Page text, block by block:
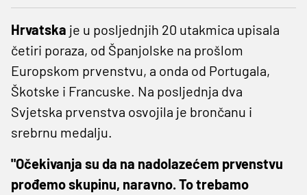
Hrvatska je u posljednjih 20 utakmica upisala
četiri poraza, od Španjolske na prošlom
Europskom prvenstvu, a onda od Portugala,
Škotske i Francuske. Na posljednja dva
Svjetska prvenstva osvojila je brončanu i
srebrnu medalju.
"Očekivanja su da na nadolazećem prvenstvu
prođemo skupinu, naravno. To trebamo